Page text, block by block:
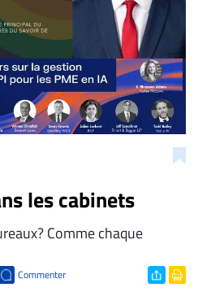
les cabinets
Comme chaque
Commenter